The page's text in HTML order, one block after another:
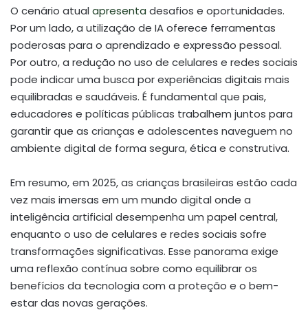
O cenário atual apresenta desafios e oportunidades.
Por um lado, a utilização de IA oferece ferramentas
poderosas para o aprendizado e expressão pessoal.
Por outro, a redução no uso de celulares e redes sociais
pode indicar uma busca por experiências digitais mais
equilibradas e saudáveis. É fundamental que pais,
educadores e políticas públicas trabalhem juntos para
garantir que as crianças e adolescentes naveguem no
ambiente digital de forma segura, ética e construtiva.
Em resumo, em 2025, as crianças brasileiras estão cada
vez mais imersas em um mundo digital onde a
inteligência artificial desempenha um papel central,
enquanto o uso de celulares e redes sociais sofre
transformações significativas. Esse panorama exige
uma reflexão contínua sobre como equilibrar os
benefícios da tecnologia com a proteção e o bem-
estar das novas gerações.